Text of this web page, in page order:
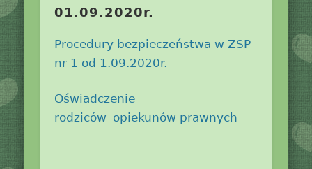
01.09.2020r.
Procedury bezpieczeństwa w ZSP
nr 1 od 1.09.2020r.
Oświadczenie
rodziców_opiekunów prawnych